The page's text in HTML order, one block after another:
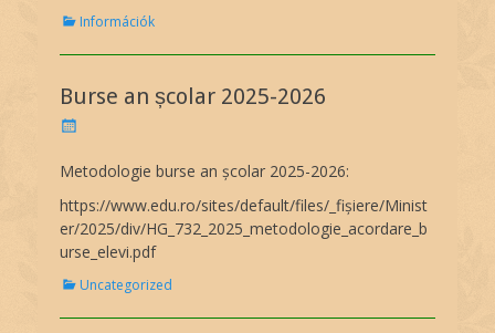
C
t
g
o
e
s
Információk
Burse an școlar 2025-2026
P
s
e
d
o
Metodologie burse an școlar 2025-2026:
https://www.edu.ro/sites/default/files/_fișiere/Minist
er/2025/div/HG_732_2025_metodologie_acordare_b
urse_elevi.pdf
C
t
Uncategorized